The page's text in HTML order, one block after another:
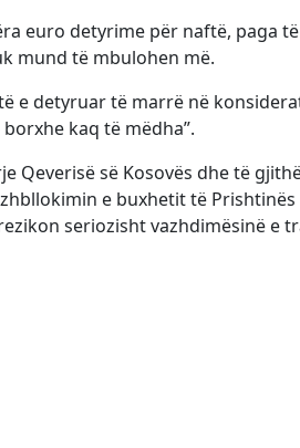
euro detyrime për naftë, paga
mund të mbulohen më.
e detyruar të marrë në
kaq të mëdha”.
Qeverisë së Kosovës dhe të
e buxhetit të Prishtinës
seriozisht vazhdimësinë e